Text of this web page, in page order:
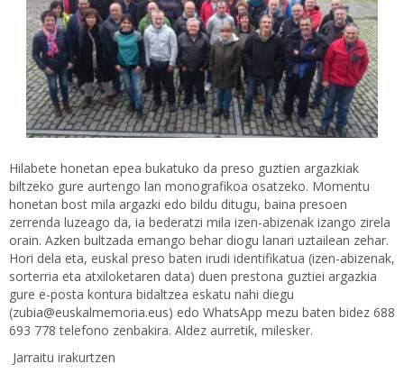
Hilabete honetan epea bukatuko da preso guztien argazkiak
biltzeko gure aurtengo lan monografikoa osatzeko. Momentu
honetan bost mila argazki edo bildu ditugu, baina presoen
zerrenda luzeago da, ia bederatzi mila izen-abizenak izango zirela
orain. Azken bultzada emango behar diogu lanari uztailean zehar.
Hori dela eta, euskal preso baten irudi identifikatua (izen-abizenak,
sorterria eta atxiloketaren data) duen prestona guztiei argazkia
gure e-posta kontura bidaltzea eskatu nahi diegu
(zubia@euskalmemoria.eus) edo WhatsApp mezu baten bidez 688
693 778 telefono zenbakira. Aldez aurretik, milesker.
Jarraitu irakurtzen